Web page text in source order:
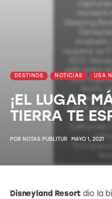
DESTINOS NOTICIAS USA
¡EL LUGAR
TIERRA TE
POR NOTAS PUBLITUR MAYO 1, 2021
Disneyland Resort dio la